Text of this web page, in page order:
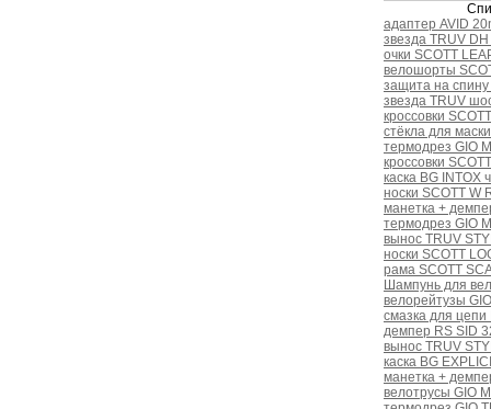
адаптер AVID
звезда TRUV
очки SCOTT
велошорты
защита на спину
звезда TRUV
кроссовки
стёкла для
термодрез GIO
кроссовки
каска BG INTOX
носки SCOTT W
манетка +
термодрез GIO
вынос TRUV
носки SCOTT
рама SCOTT
Шампунь для
велорейтузы
смазка для цепи
демпер RS SID
вынос TRUV
каска BG
манетка +
велотрусы GIO